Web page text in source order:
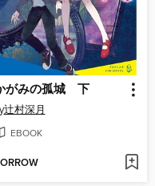
がみの孤城 下
辻村深月
EBOOK